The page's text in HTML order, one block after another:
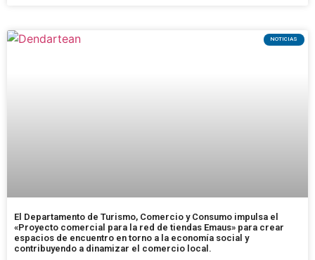
NOTICIAS
El Departamento de Turismo, Comercio y Consumo impulsa el
«Proyecto comercial para la red de tiendas Emaus» para crear
espacios de encuentro en torno a la economía social y
contribuyendo a dinamizar el comercio local.